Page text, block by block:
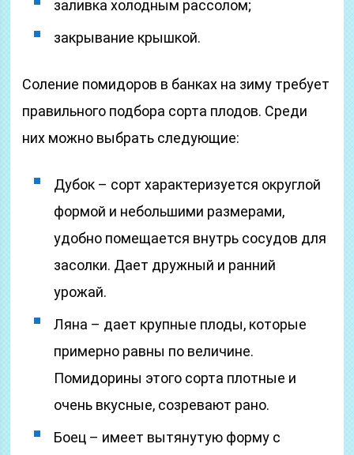
заливка холодным рассолом;
закрывание крышкой.
Соление помидоров в банках на зиму требует
правильного подбора сорта плодов. Среди
них можно выбрать следующие:
Дубок – сорт характеризуется округлой
формой и небольшими размерами,
удобно помещается внутрь сосудов для
засолки. Дает дружный и ранний
урожай.
Ляна – дает крупные плоды, которые
примерно равны по величине.
Помидорины этого сорта плотные и
очень вкусные, созревают рано.
Боец – имеет вытянутую форму с